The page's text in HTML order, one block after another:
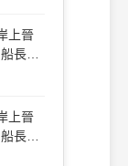
上晉
長實
上晉
長實